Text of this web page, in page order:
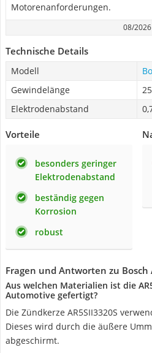
Motorenanforderungen.
08/2026
Technische Details
Modell
Gewindelänge
Elektrodenabstand
Vorteile
besonders geringer
Elektrodenabstand
beständig gegen
Korrosion
robust
Fragen und Antworten zu Bosch
Aus welchen Materialien ist die
Automotive gefertigt?
Die Zündkerze AR5SII3320S
Dieses wird durch die äußere
abgeschirmt.